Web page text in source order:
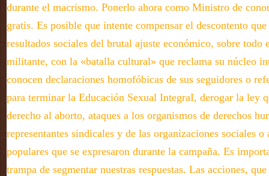
durante el macrismo. Ponerlo ahora como Ministro de
gratis. Es posible que intente compensar el descontento
resultados sociales del brutal ajuste económico, sobre todo
militante, con la «batalla cultural» que reclama su núcleo
conocen declaraciones homofóbicas de sus seguidores o
para terminar la Educación Sexual IntegraI, derogar la ley
derecho al aborto, ataques a los organismos de derechos
representantes sindicales y de las organizaciones sociales o
populares que se expresaron durante la campaña. Es
trampa de segmentar nuestras respuestas. Las acciones,